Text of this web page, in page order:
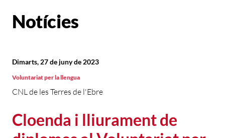
Notícies
Cloenda i lliurament de
CNL de les Terres de l'Ebre
Dimarts, 27 de juny de 2023
Voluntariat per la llengua